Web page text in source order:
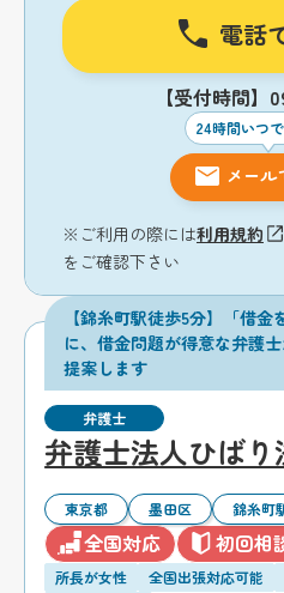
電話
【受付時間】
24時間いつ
メール
※ご利用の際には利用規約
をご確認下さい
【錦糸町駅徒歩5分】「借
に、借金問題が得意な弁護
提案します
弁護士
弁護士法人ひば
東京都 墨田区 錦糸町
全国対応 初回相
所長が女性 全国出張対応可能